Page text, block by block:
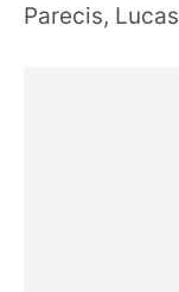
Parecis,